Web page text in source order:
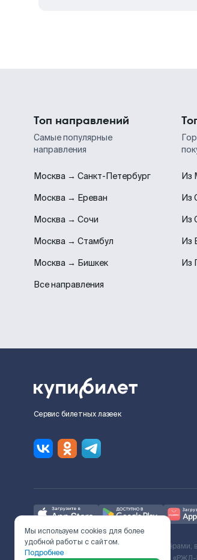
Топ направлений
Самые популярные
направления
Москва → Санкт-Петербург
Москва → Ереван
Москва → Сочи
Москва → Стамбул
Москва → Бишкек
Все направления
Из
Из
Из
Из
Из
Сервис билетных лазеек
Ж/Д билеты предоставляются партнёрами,
Мы используем cookies для более
удобной работы с сайтом.
Подробнее